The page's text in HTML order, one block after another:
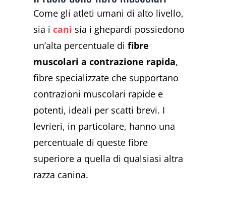
Come gli atleti umani di alto livello,
sia icani sia i ghepardi possiedono
un’alta percentuale difibre
muscolari a contrazione rapida,
fibre specializzate che supportano
contrazioni muscolari rapide e
potenti, ideali per scatti brevi. I
levrieri, in particolare, hanno una
percentuale di queste fibre
superiore a quella di qualsiasi altra
razza canina.